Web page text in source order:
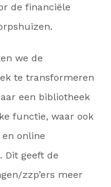
de financiële
we de
te transformeren
een bibliotheek
functie, waar ook
online
Dit geeft de
zzp’ers meer